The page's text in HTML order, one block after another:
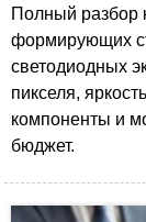
Полный разбор
формирующих
светодиодных
пикселя,
компоненты и
бюджет.